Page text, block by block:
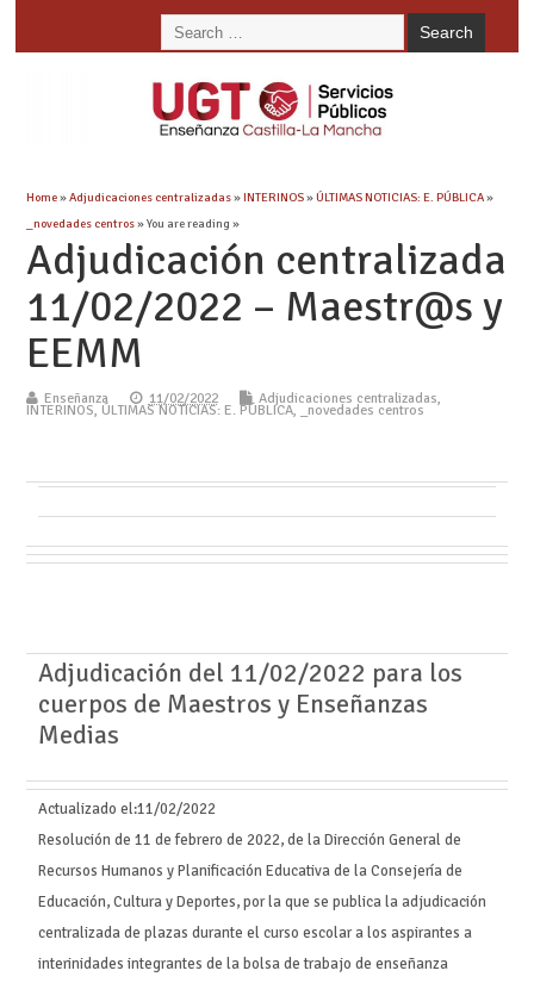
Home»Adjudicaciones centralizadas»INTERINOS»ÚLTIMAS NOTICIAS: E. PÚBLICA»
_novedades centros» You are reading »
Adjudicación centralizada
11/02/2022 – Maestr@s y
EEMM
Enseñanza 11/02/2022 Adjudicaciones centralizadas,
INTERINOS, ÚLTIMAS NOTICIAS: E. PÚBLICA, _novedades centros
Adjudicación del 11/02/2022 para los
cuerpos de Maestros y Enseñanzas
Medias
Actualizado el:11/02/2022
Resolución de 11 de febrero de 2022, de la Dirección General de
Recursos Humanos y Planificación Educativa de la Consejería de
Educación, Cultura y Deportes, por la que se publica la adjudicación
centralizada de plazas durante el curso escolar a los aspirantes a
interinidades integrantes de la bolsa de trabajo de enseñanza